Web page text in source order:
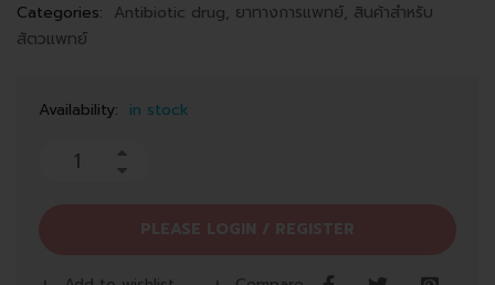
Categories: Antibiotic drug, ยาทางการแพทย์, สินค้าสำหรับ
สัตวแพทย์
Availability: in stock